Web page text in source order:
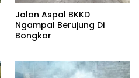
Jalan Aspal BKKD
Ngampal Berujung Di
Bongkar